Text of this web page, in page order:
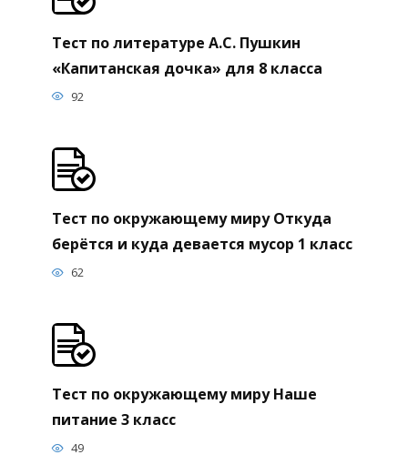
Тест по литературе А.С. Пушкин
«Капитанская дочка» для 8 класса
92
Тест по окружающему миру Откуда
берётся и куда девается мусор 1 класс
62
Тест по окружающему миру Наше
питание 3 класс
49